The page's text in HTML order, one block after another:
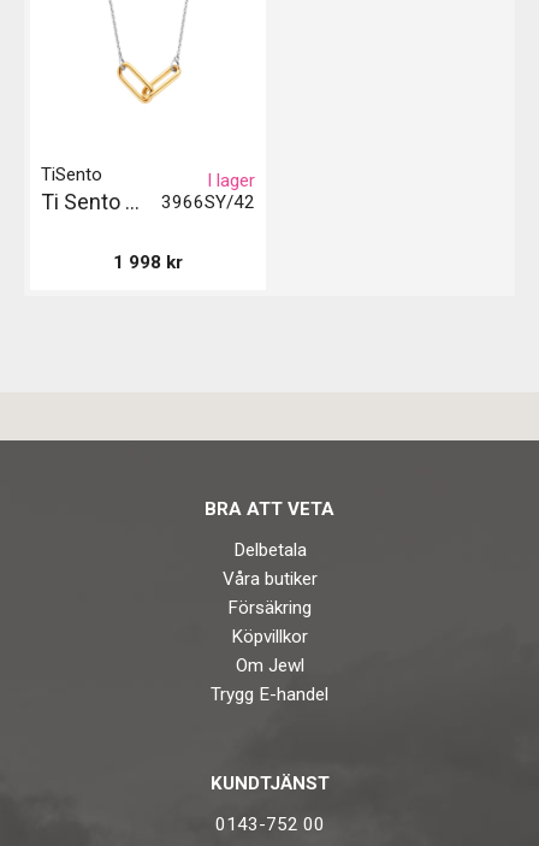
3966SY/42
TiSento
Ti Sento Milano Halsband Gil - Guld
I lager
1 998 kr
BRA ATT VETA
Delbetala
Våra butiker
Försäkring
Köpvillkor
Om Jewl
Trygg E-handel
KUNDTJÄNST
0143-752 00